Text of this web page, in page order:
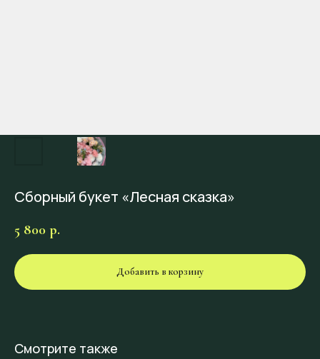
Сборный букет «Лесная сказка»
5 800 р.
Добавить в корзину
Смотрите также